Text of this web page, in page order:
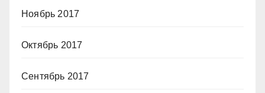
Ноябрь 2017
Октябрь 2017
Сентябрь 2017